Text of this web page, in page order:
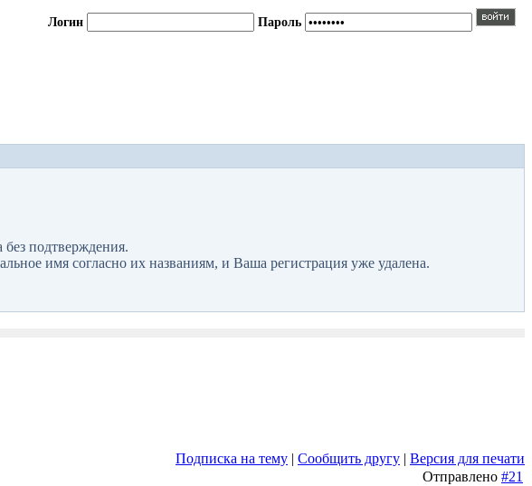
Логин Пароль
подтверждения.
имя согласно их названиям, и Ваша регистрация уже удалена.
Подписка на тему | Сообщить другу | Версия для печати
Отправлено #21